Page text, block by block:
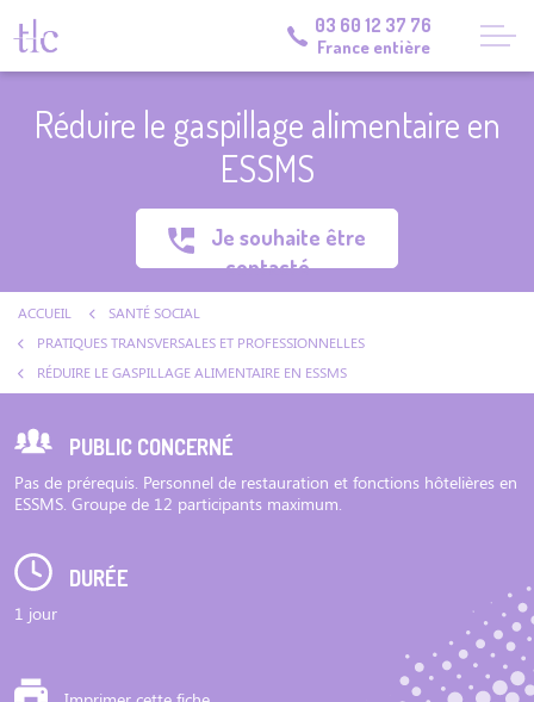
03 60 12 37 76
France entière
Réduire le gaspillage alimentaire en
ESSMS
Je souhaite être
contacté
ACCUEIL
SANTÉ SOCIAL
PRATIQUES TRANSVERSALES ET PROFESSIONNELLES
RÉDUIRE LE GASPILLAGE ALIMENTAIRE EN ESSMS
PUBLIC CONCERNÉ
Pas de prérequis. Personnel de restauration et fonctions hôtelières en
ESSMS. Groupe de 12 participants maximum.
DURÉE
1 jour